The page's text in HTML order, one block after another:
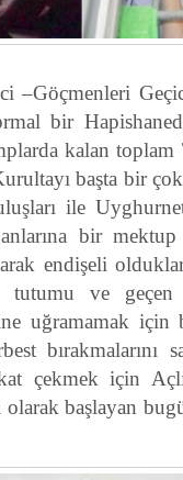
–Göçmenleri
bir
kalan
başta bir
ile
bir mektup
endişeli
tutumu ve geçen
uğramamak
bırakmalarını
çekmek için
olarak başlayan